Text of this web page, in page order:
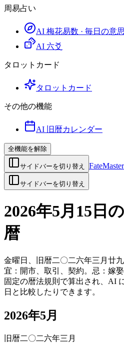
周易占い
AI 梅花易数 · 毎日の意
AI 六爻
タロットカード
タロットカード
その他の機能
AI 旧暦カレンダー
全機能を解除
サイドバーを切り替え FateMaster
サイドバーを切り替え
2026年5月15日
暦
金曜日、旧暦二〇二六年三月廿
宜：開市、取引、契約。忌：嫁
固定の暦法規則で算出され、AI
日と比較したりできます。
2026年5月
旧暦二〇二六年三月